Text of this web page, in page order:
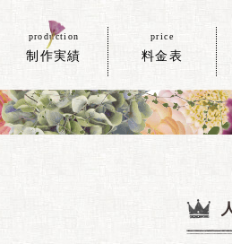
production
制作実績
price
料金表